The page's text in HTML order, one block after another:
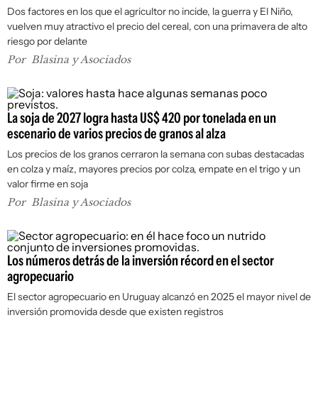
Dos factores en los que el agricultor no incide, la guerra y El Niño,
vuelven muy atractivo el precio del cereal, con una primavera de alto
riesgo por delante
Por Blasina y Asociados
La soja de 2027 logra hasta US$ 420 por tonelada en un
escenario de varios precios de granos al alza
Los precios de los granos cerraron la semana con subas destacadas
en colza y maíz, mayores precios por colza, empate en el trigo y un
valor firme en soja
Por Blasina y Asociados
Los números detrás de la inversión récord en el sector
agropecuario
El sector agropecuario en Uruguay alcanzó en 2025 el mayor nivel de
inversión promovida desde que existen registros